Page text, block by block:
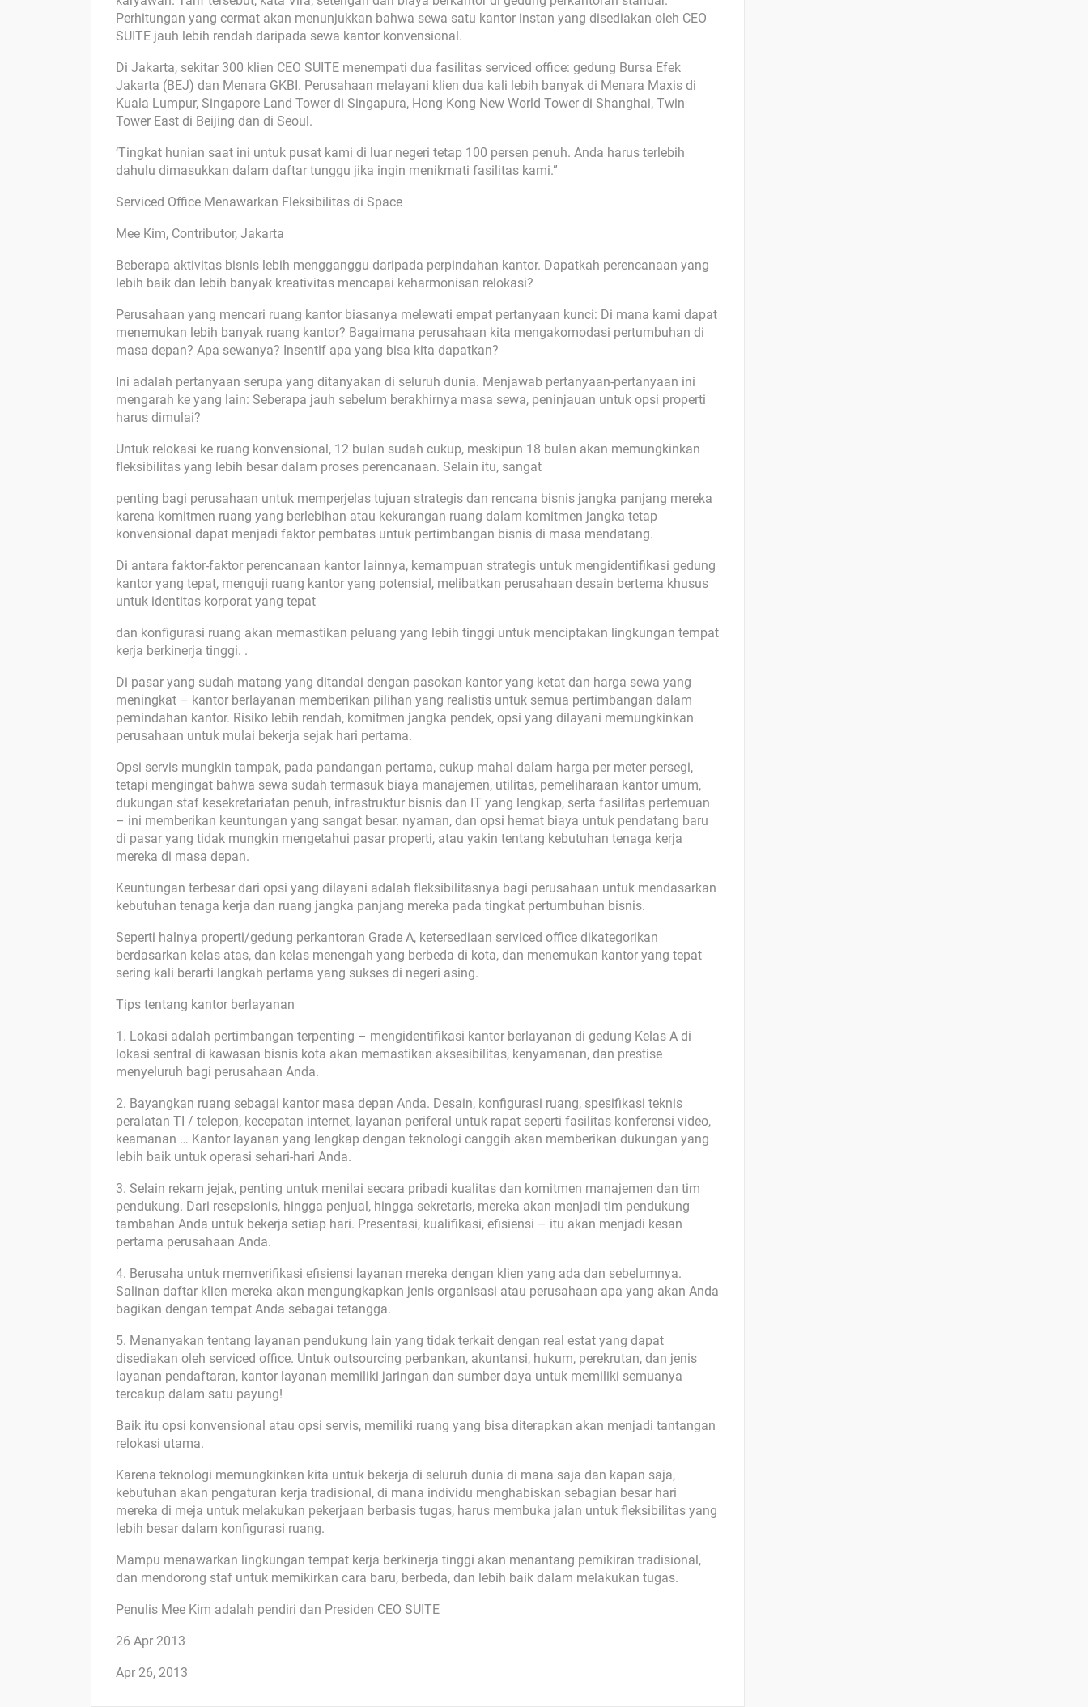
Perhitungan yang cermat akan menunjukkan bahwa sewa satu kantor instan yang disediakan oleh CEO
SUITE jauh lebih rendah daripada sewa kantor konvensional.
Di Jakarta, sekitar 300 klien CEO SUITE menempati dua fasilitas serviced office: gedung Bursa Efek
Jakarta (BEJ) dan Menara GKBI. Perusahaan melayani klien dua kali lebih banyak di Menara Maxis di
Kuala Lumpur, Singapore Land Tower di Singapura, Hong Kong New World Tower di Shanghai, Twin
Tower East di Beijing dan di Seoul.
‘Tingkat hunian saat ini untuk pusat kami di luar negeri tetap 100 persen penuh. Anda harus terlebih
dahulu dimasukkan dalam daftar tunggu jika ingin menikmati fasilitas kami.”
Serviced Office Menawarkan Fleksibilitas di Space
Mee Kim, Contributor, Jakarta
Beberapa aktivitas bisnis lebih mengganggu daripada perpindahan kantor. Dapatkah perencanaan yang
lebih baik dan lebih banyak kreativitas mencapai keharmonisan relokasi?
Perusahaan yang mencari ruang kantor biasanya melewati empat pertanyaan kunci: Di mana kami dapat
menemukan lebih banyak ruang kantor? Bagaimana perusahaan kita mengakomodasi pertumbuhan di
masa depan? Apa sewanya? Insentif apa yang bisa kita dapatkan?
Ini adalah pertanyaan serupa yang ditanyakan di seluruh dunia. Menjawab pertanyaan-pertanyaan ini
mengarah ke yang lain: Seberapa jauh sebelum berakhirnya masa sewa, peninjauan untuk opsi properti
harus dimulai?
Untuk relokasi ke ruang konvensional, 12 bulan sudah cukup, meskipun 18 bulan akan memungkinkan
fleksibilitas yang lebih besar dalam proses perencanaan. Selain itu, sangat
penting bagi perusahaan untuk memperjelas tujuan strategis dan rencana bisnis jangka panjang mereka
karena komitmen ruang yang berlebihan atau kekurangan ruang dalam komitmen jangka tetap
konvensional dapat menjadi faktor pembatas untuk pertimbangan bisnis di masa mendatang.
Di antara faktor-faktor perencanaan kantor lainnya, kemampuan strategis untuk mengidentifikasi gedung
kantor yang tepat, menguji ruang kantor yang potensial, melibatkan perusahaan desain bertema khusus
untuk identitas korporat yang tepat
dan konfigurasi ruang akan memastikan peluang yang lebih tinggi untuk menciptakan lingkungan tempat
kerja berkinerja tinggi. .
Di pasar yang sudah matang yang ditandai dengan pasokan kantor yang ketat dan harga sewa yang
meningkat – kantor berlayanan memberikan pilihan yang realistis untuk semua pertimbangan dalam
pemindahan kantor. Risiko lebih rendah, komitmen jangka pendek, opsi yang dilayani memungkinkan
perusahaan untuk mulai bekerja sejak hari pertama.
Opsi servis mungkin tampak, pada pandangan pertama, cukup mahal dalam harga per meter persegi,
tetapi mengingat bahwa sewa sudah termasuk biaya manajemen, utilitas, pemeliharaan kantor umum,
dukungan staf kesekretariatan penuh, infrastruktur bisnis dan IT yang lengkap, serta fasilitas pertemuan
– ini memberikan keuntungan yang sangat besar. nyaman, dan opsi hemat biaya untuk pendatang baru
di pasar yang tidak mungkin mengetahui pasar properti, atau yakin tentang kebutuhan tenaga kerja
mereka di masa depan.
Keuntungan terbesar dari opsi yang dilayani adalah fleksibilitasnya bagi perusahaan untuk mendasarkan
kebutuhan tenaga kerja dan ruang jangka panjang mereka pada tingkat pertumbuhan bisnis.
Seperti halnya properti/gedung perkantoran Grade A, ketersediaan serviced office dikategorikan
berdasarkan kelas atas, dan kelas menengah yang berbeda di kota, dan menemukan kantor yang tepat
sering kali berarti langkah pertama yang sukses di negeri asing.
Tips tentang kantor berlayanan
1. Lokasi adalah pertimbangan terpenting – mengidentifikasi kantor berlayanan di gedung Kelas A di
lokasi sentral di kawasan bisnis kota akan memastikan aksesibilitas, kenyamanan, dan prestise
menyeluruh bagi perusahaan Anda.
2. Bayangkan ruang sebagai kantor masa depan Anda. Desain, konfigurasi ruang, spesifikasi teknis
peralatan TI / telepon, kecepatan internet, layanan periferal untuk rapat seperti fasilitas konferensi video,
keamanan … Kantor layanan yang lengkap dengan teknologi canggih akan memberikan dukungan yang
lebih baik untuk operasi sehari-hari Anda.
3. Selain rekam jejak, penting untuk menilai secara pribadi kualitas dan komitmen manajemen dan tim
pendukung. Dari resepsionis, hingga penjual, hingga sekretaris, mereka akan menjadi tim pendukung
tambahan Anda untuk bekerja setiap hari. Presentasi, kualifikasi, efisiensi – itu akan menjadi kesan
pertama perusahaan Anda.
4. Berusaha untuk memverifikasi efisiensi layanan mereka dengan klien yang ada dan sebelumnya.
Salinan daftar klien mereka akan mengungkapkan jenis organisasi atau perusahaan apa yang akan Anda
bagikan dengan tempat Anda sebagai tetangga.
5. Menanyakan tentang layanan pendukung lain yang tidak terkait dengan real estat yang dapat
disediakan oleh serviced office. Untuk outsourcing perbankan, akuntansi, hukum, perekrutan, dan jenis
layanan pendaftaran, kantor layanan memiliki jaringan dan sumber daya untuk memiliki semuanya
tercakup dalam satu payung!
Baik itu opsi konvensional atau opsi servis, memiliki ruang yang bisa diterapkan akan menjadi tantangan
relokasi utama.
Karena teknologi memungkinkan kita untuk bekerja di seluruh dunia di mana saja dan kapan saja,
kebutuhan akan pengaturan kerja tradisional, di mana individu menghabiskan sebagian besar hari
mereka di meja untuk melakukan pekerjaan berbasis tugas, harus membuka jalan untuk fleksibilitas yang
lebih besar dalam konfigurasi ruang.
Mampu menawarkan lingkungan tempat kerja berkinerja tinggi akan menantang pemikiran tradisional,
dan mendorong staf untuk memikirkan cara baru, berbeda, dan lebih baik dalam melakukan tugas.
Penulis Mee Kim adalah pendiri dan Presiden CEO SUITE
26 Apr 2013
Apr 26, 2013